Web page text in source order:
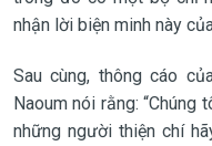
nhận lời biện minh này
Sau cùng, thông cáo
Naoum nói rằng:
những người thiện chí